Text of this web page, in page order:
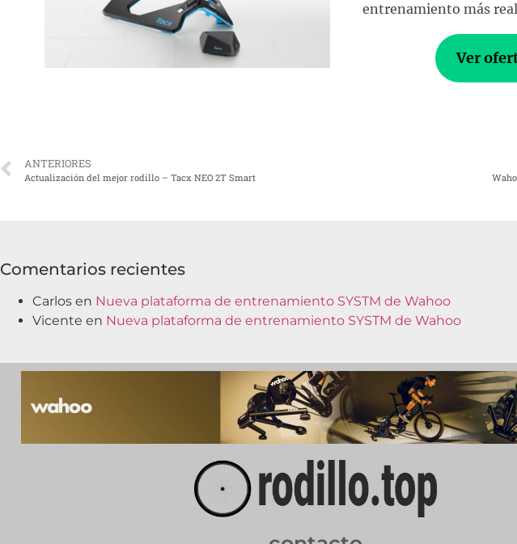
entrenamiento más
Ver
ANTERIORES
Actualización del mejor rodillo – Tacx NEO 2T Smart
Comentarios recientes
Carlos en Nueva plataforma de entrenamiento SYSTM de Wahoo
Vicente en Nueva plataforma de entrenamiento SYSTM de Wahoo